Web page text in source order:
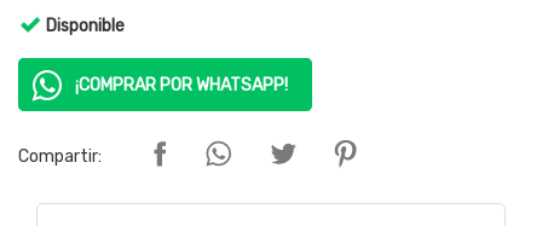
Disponible
¡COMPRAR POR WHATSAPP!
Compartir: